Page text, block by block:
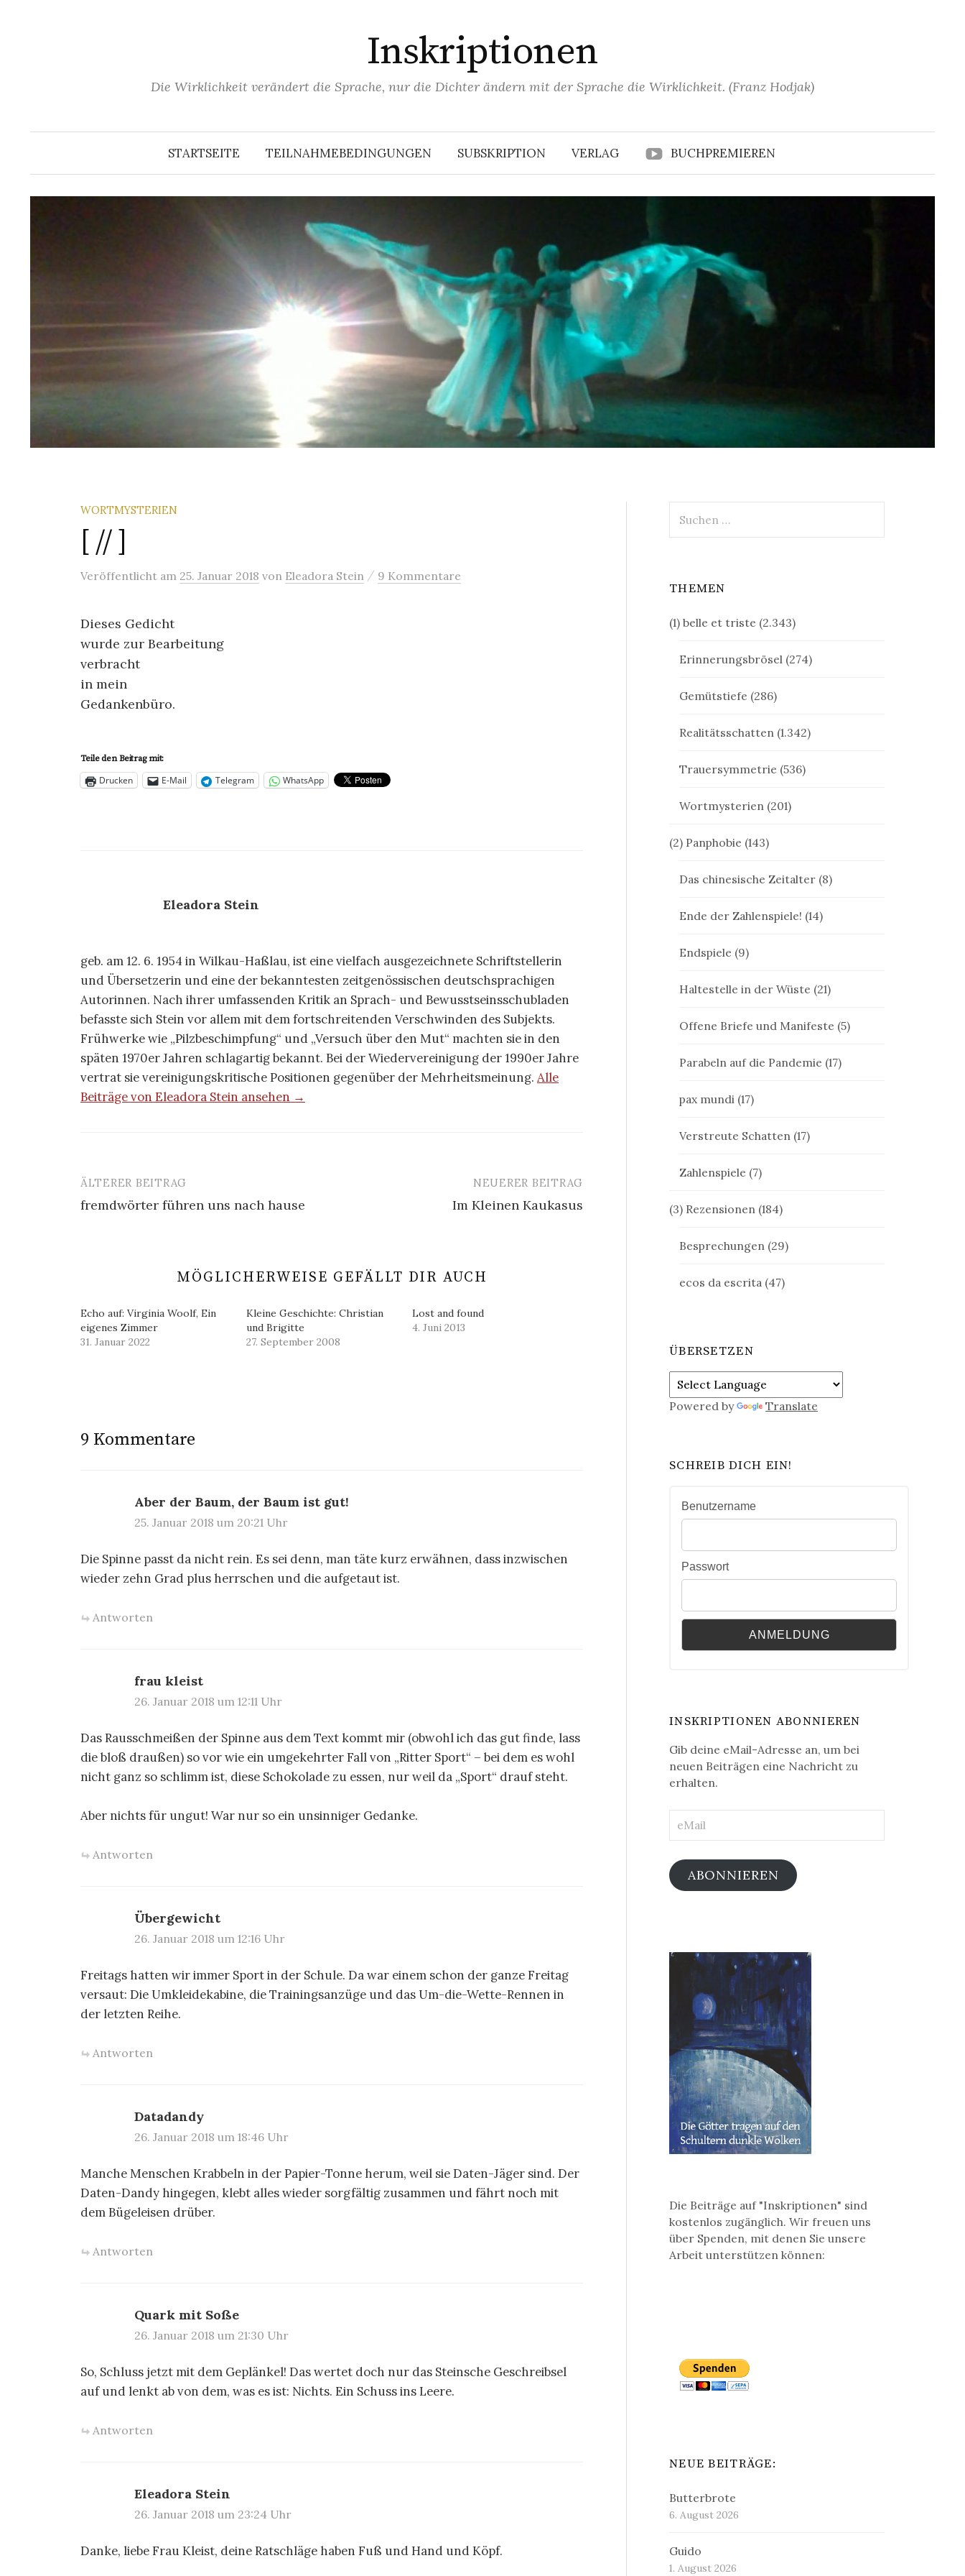
Inskriptionen
Die Wirklichkeit verändert die Sprache, nur die Dichter ändern mit der Sprache die Wirklichkeit. (Franz Hodjak)
STARTSEITE TEILNAHMEBEDINGUNGEN SUBSKRIPTION VERLAG BUCHPREMIEREN
WORTMYSTERIEN
[ // ]
Veröffentlicht am 25. Januar 2018 von Eleadora Stein / 9 Kommentare
Dieses Gedicht
wurde zur Bearbeitung
verbracht
in mein
Gedankenbüro.
Teile den Beitrag mit:
Drucken E-Mail Telegram WhatsApp
Eleadora Stein
geb. am 12. 6. 1954 in Wilkau-Haßlau, ist eine vielfach ausgezeichnete Schriftstellerin
und Übersetzerin und eine der bekanntesten zeitgenössischen deutschsprachigen
Autorinnen. Nach ihrer umfassenden Kritik an Sprach- und Bewusstseinsschubladen
befasste sich Stein vor allem mit dem fortschreitenden Verschwinden des Subjekts.
Frühwerke wie „Pilzbeschimpfung“ und „Versuch über den Mut“ machten sie in den
späten 1970er Jahren schlagartig bekannt. Bei der Wiedervereinigung der 1990er Jahre
vertrat sie vereinigungskritische Positionen gegenüber der Mehrheitsmeinung. Alle
Beiträge von Eleadora Stein ansehen →
Beitrags-
Navigation
ÄLTERER BEITRAG
fremdwörter führen uns nach hause
NEUERER BEITRAG
Im Kleinen Kaukasus
MÖGLICHERWEISE GEFÄLLT DIR AUCH
Echo auf: Virginia Woolf, Ein
eigenes Zimmer
31. Januar 2022
Kleine Geschichte: Christian
und Brigitte
27. September 2008
Lost and found
4. Juni 2013
9 Kommentare
Aber der Baum, der Baum ist gut!
25. Januar 2018 um 20:21 Uhr
Die Spinne passt da nicht rein. Es sei denn, man täte kurz erwähnen, dass inzwischen
wieder zehn Grad plus herrschen und die aufgetaut ist.
Antworten
frau kleist
26. Januar 2018 um 12:11 Uhr
Das Rausschmeißen der Spinne aus dem Text kommt mir (obwohl ich das gut finde, lass
die bloß draußen) so vor wie ein umgekehrter Fall von „Ritter Sport“ – bei dem es wohl
nicht ganz so schlimm ist, diese Schokolade zu essen, nur weil da „Sport“ drauf steht.
Aber nichts für ungut! War nur so ein unsinniger Gedanke.
Antworten
Übergewicht
26. Januar 2018 um 12:16 Uhr
Freitags hatten wir immer Sport in der Schule. Da war einem schon der ganze Freitag
versaut: Die Umkleidekabine, die Trainingsanzüge und das Um-die-Wette-Rennen in
der letzten Reihe.
Antworten
Datadandy
26. Januar 2018 um 18:46 Uhr
Manche Menschen Krabbeln in der Papier-Tonne herum, weil sie Daten-Jäger sind. Der
Daten-Dandy hingegen, klebt alles wieder sorgfältig zusammen und fährt noch mit
dem Bügeleisen drüber.
Antworten
Quark mit Soße
26. Januar 2018 um 21:30 Uhr
So, Schluss jetzt mit dem Geplänkel! Das wertet doch nur das Steinsche Geschreibsel
auf und lenkt ab von dem, was es ist: Nichts. Ein Schuss ins Leere.
Antworten
Eleadora Stein
26. Januar 2018 um 23:24 Uhr
Danke, liebe Frau Kleist, deine Ratschläge haben Fuß und Hand und Köpf.
nach:
THEMEN
(1) belle et triste (2.343)
Erinnerungsbrösel (274)
Gemütstiefe (286)
Realitätsschatten (1.342)
Trauersymmetrie (536)
Wortmysterien (201)
(2) Panphobie (143)
Das chinesische Zeitalter (8)
Ende der Zahlenspiele! (14)
Endspiele (9)
Haltestelle in der Wüste (21)
Offene Briefe und Manifeste (5)
Parabeln auf die Pandemie (17)
pax mundi (17)
Verstreute Schatten (17)
Zahlenspiele (7)
(3) Rezensionen (184)
Besprechungen (29)
ecos da escrita (47)
ÜBERSETZEN
Powered by Translate
SCHREIB DICH EIN!
Benutzername
Passwort
INSKRIPTIONEN ABONNIEREN
Gib deine eMail-Adresse an, um bei
neuen Beiträgen eine Nachricht zu
erhalten.
ABONNIEREN
Die Beiträge auf "Inskriptionen" sind
kostenlos zugänglich. Wir freuen uns
über Spenden, mit denen Sie unsere
Arbeit unterstützen können:
NEUE BEITRÄGE:
Butterbrote
6. August 2026
Guido
1. August 2026